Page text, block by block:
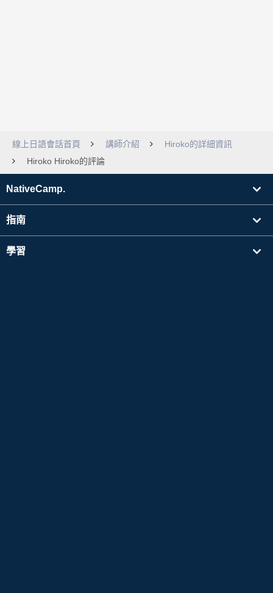
線上日語會話首頁 講師介紹
Hiroko的詳細資訊
Hiroko Hiroko的評論
NativeCamp.
指南
學習